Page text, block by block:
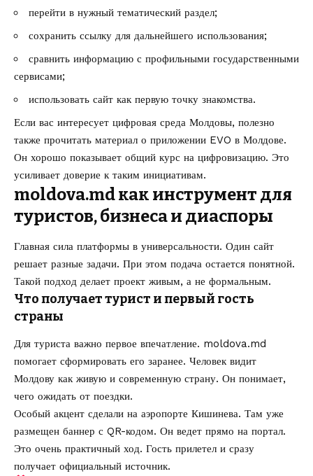
перейти в нужный тематический раздел;
сохранить ссылку для дальнейшего использования;
сравнить информацию с профильными государственными
сервисами;
использовать сайт как первую точку знакомства.
Если вас интересует цифровая среда Молдовы, полезно
также прочитать материал о приложении EVO в Молдове.
Он хорошо показывает общий курс на цифровизацию. Это
усиливает доверие к таким инициативам.
moldova.md как инструмент для
туристов, бизнеса и диаспоры
Главная сила платформы в универсальности. Один сайт
решает разные задачи. При этом подача остается понятной.
Такой подход делает проект живым, а не формальным.
Что получает турист и первый гость
страны
Для туриста важно первое впечатление. moldova.md
помогает сформировать его заранее. Человек видит
Молдову как живую и современную страну. Он понимает,
чего ожидать от поездки.
Особый акцент сделали на аэропорте Кишинева. Там уже
размещен баннер с QR-кодом. Он ведет прямо на портал.
Это очень практичный ход. Гость прилетел и сразу
получает официальный источник.